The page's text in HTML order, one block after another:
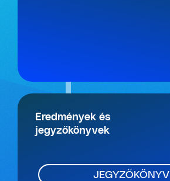
Eredmények és
jegyzőkönyvek
JEGYZŐKÖNYV